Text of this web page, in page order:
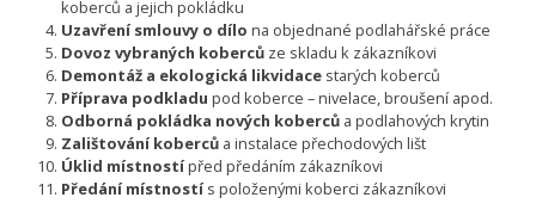
koberců a jejich pokládku
Uzavření smlouvy o dílo na objednané podlahářské práce
Dovoz vybraných kobercůze skladu k zákazníkovi
Demontáž a ekologická likvidacestarých koberců
Příprava podkladu pod koberce – nivelace, broušení apod.
Odborná pokládka nových kobercůa podlahových krytin
Zalištování kobercůa instalace přechodových lišt
Úklid místnostípřed předáním zákazníkovi
Předání místnostís položenými koberci zákazníkovi